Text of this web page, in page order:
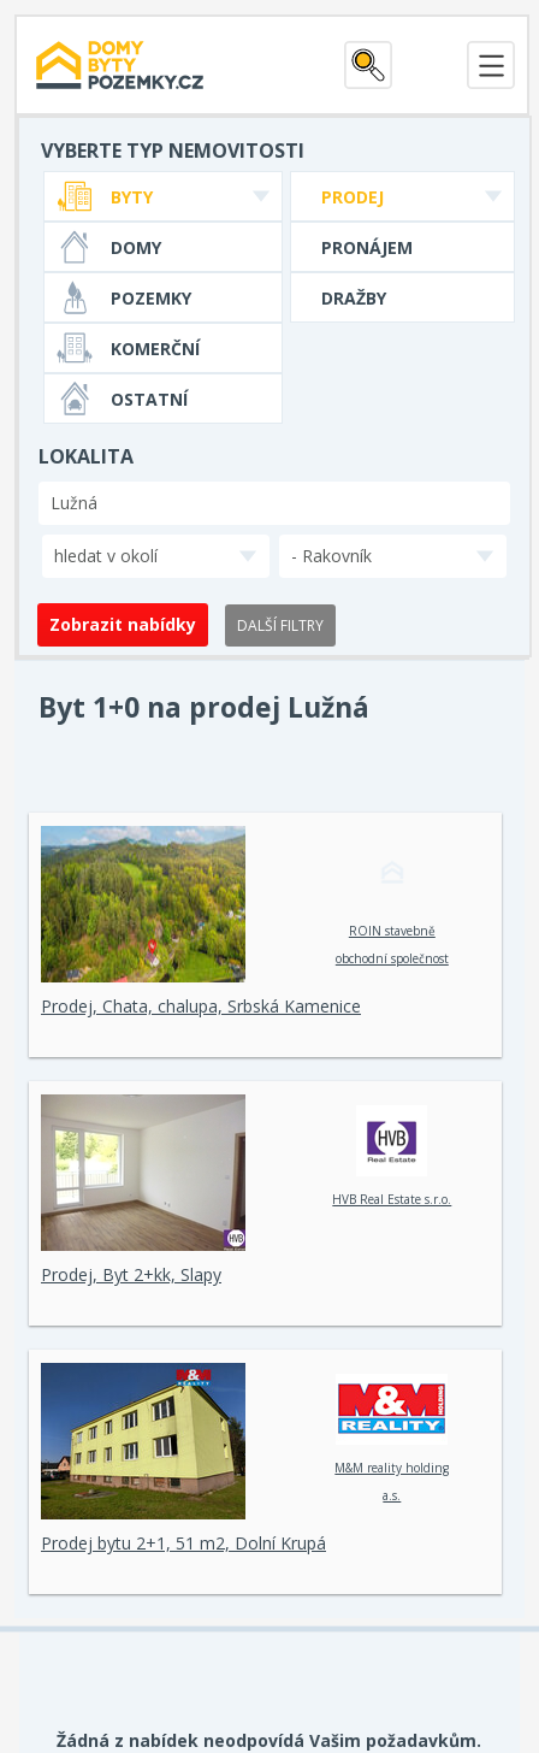
VYBERTE TYP NEMOVITOSTI
PRODEJ
PRONÁJEM
DRAŽBY
BYTY
DOMY
POZEMKY
KOMERČNÍ
OSTATNÍ
LOKALITA
hledat v okolí - Rakovník
DALŠÍ FILTRY
Byt 1+0 na prodej Lužná
ROIN stavebně
obchodní společnost
Prodej, Chata, chalupa, Srbská Kamenice
HVB Real Estate s.r.o.
Prodej, Byt 2+kk, Slapy
M&M reality holding
a.s.
Prodej bytu 2+1, 51 m2, Dolní Krupá
Žádná z nabídek neodpovídá Vašim požadavkům.